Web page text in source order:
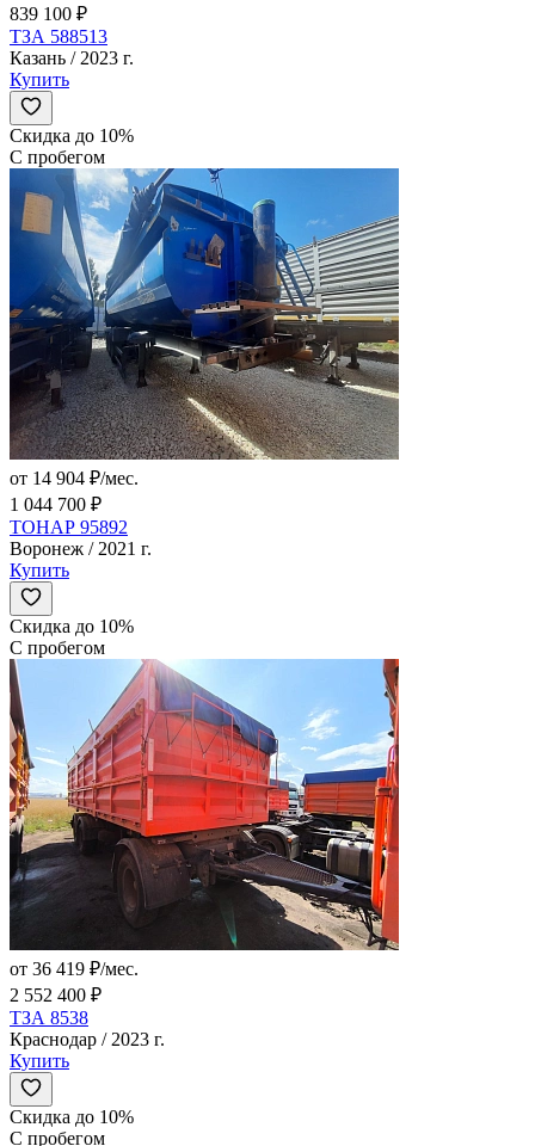
839 100 ₽
ТЗА 588513
Казань / 2023 г.
Купить
Скидка до 10%
С пробегом
от 14 904 ₽/мес.
1 044 700 ₽
ТОНАР 95892
Воронеж / 2021 г.
Купить
Скидка до 10%
С пробегом
от 36 419 ₽/мес.
2 552 400 ₽
ТЗА 8538
Краснодар / 2023 г.
Купить
Скидка до 10%
С пробегом